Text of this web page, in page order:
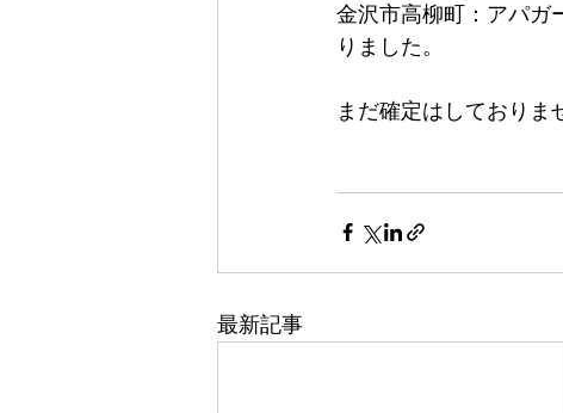
金沢市高柳町：アパガ
りました。
まだ確定はしておりま
最新記事